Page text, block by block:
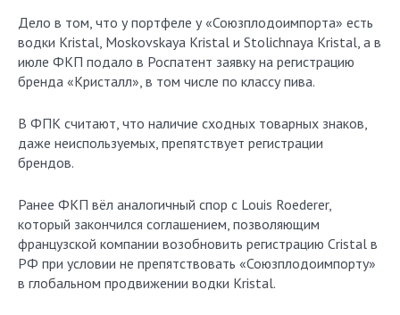
Дело в том, что у портфеле у «Союзплодоимпорта» есть
водки Kristal, Moskovskaya Kristal и Stolichnaya Kristal, а в
июле ФКП подало в Роспатент заявку на регистрацию
бренда «Кристалл», в том числе по классу пива.
В ФПК считают, что наличие сходных товарных знаков,
даже неиспользуемых, препятствует регистрации
брендов.
Ранее ФКП вёл аналогичный спор с Louis Roederer,
который закончился соглашением, позволяющим
французской компании возобновить регистрацию Cristal в
РФ при условии не препятствовать «Союзплодоимпорту»
в глобальном продвижении водки Kristal.